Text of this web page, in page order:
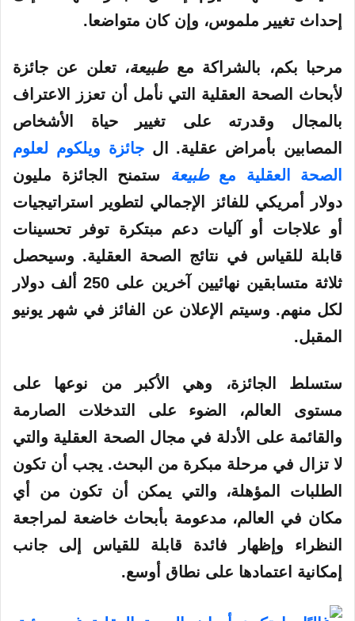
إحداث تغيير ملموس، وإن كان متواضعا.
مرحبا بكم، بالشراكة معطبيعة، تعلن عن جائزة
لأبحاث الصحة العقلية التي نأمل أن تعزز الاعتراف
بالمجال وقدرته على تغيير حياة الأشخاص
المصابين بأمراض عقلية. الجائزة ويلكوم لعلوم
الصحة العقلية معطبيعة
ستمنح الجائزة مليون
دولار أمريكي للفائز الإجمالي لتطوير استراتيجيات
أو علاجات أو آليات دعم مبتكرة توفر تحسينات
قابلة للقياس في نتائج الصحة العقلية. وسيحصل
ثلاثة متسابقين نهائيين آخرين على 250 ألف دولار
لكل منهم. وسيتم الإعلان عن الفائز في شهر يونيو
المقبل.
ستسلط الجائزة، وهي الأكبر من نوعها على
مستوى العالم، الضوء على التدخلات الصارمة
والقائمة على الأدلة في مجال الصحة العقلية والتي
لا تزال في مرحلة مبكرة من البحث. يجب أن تكون
الطلبات المؤهلة، والتي يمكن أن تكون من أي
مكان في العالم، مدعومة بأبحاث خاضعة لمراجعة
النظراء وإظهار فائدة قابلة للقياس إلى جانب
إمكانية اعتمادها على نطاق أوسع.